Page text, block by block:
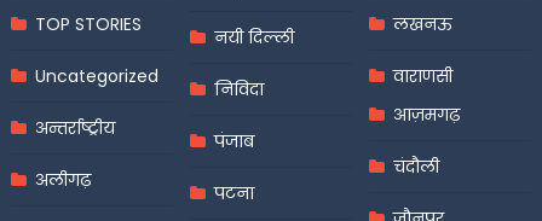
TOP STORIES
Uncategorized
अन्तर्राष्ट्रीय
अलीगढ़
नयी दिल्ली
निविदा
पंजाब
पटना
लखनऊ
वाराणसी
आज़मगढ़
चंदौली